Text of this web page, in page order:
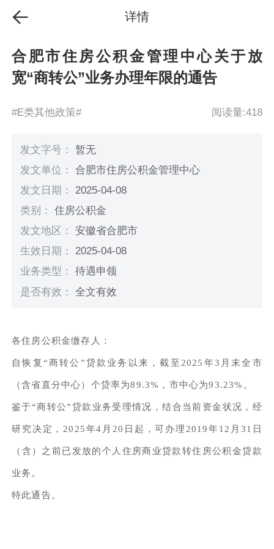
详情
合肥市住房公积金管理中心关于放
宽“商转公”业务办理年限的通告
#E类其他政策# 阅读量:418
发文字号：暂无
发文单位：合肥市住房公积金管理中心
发文日期： 2025-04-08
类别：住房公积金
发文地区：安徽省合肥市
生效日期： 2025-04-08
业务类型：待遇申领
是否有效：全文有效
各住房公积金缴存人：
自恢复“商转公”贷款业务以来，截至2025年3月末全市
（含省直分中心）个贷率为89.3%，市中心为93.23%。
鉴于“商转公”贷款业务受理情况，结合当前资金状况，经
研究决定，2025年4月20日起，可办理2019年12月31日
（含）之前已发放的个人住房商业贷款转住房公积金贷款
业务。
特此通告。